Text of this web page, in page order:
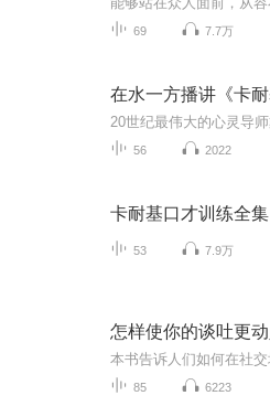
69 7.7万
56 2022
卡耐基口才训练全集
53 7.9万
85 6223